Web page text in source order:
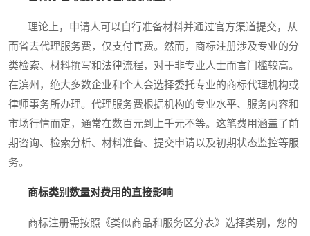
理论上，申请人可以自行准备材料并通过官方渠道提交，从
而省去代理服务费，仅支付官费。然而，商标注册涉及专业的分
类检索、材料撰写和法律流程，对于非专业人士而言门槛较高。
在滨州，绝大多数企业和个人会选择委托专业的商标代理机构或
律师事务所办理。代理服务费根据机构的专业水平、服务内容和
市场行情而定，通常在数百元到上千元不等。这笔费用涵盖了前
期咨询、检索分析、材料准备、提交申请以及初期状态监控等服
务。
商标类别数量对费用的直接影响
商标注册需按照《类似商品和服务区分表》选择类别，您的